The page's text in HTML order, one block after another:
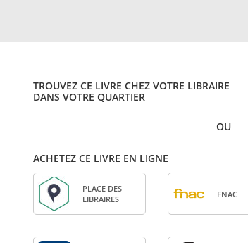
TROUVEZ CE LIVRE CHEZ VOTRE LIBRAIRE
DANS VOTRE QUARTIER
OU
ACHETEZ CE LIVRE EN LIGNE
PLACE DES
LIBRAIRES
FNAC